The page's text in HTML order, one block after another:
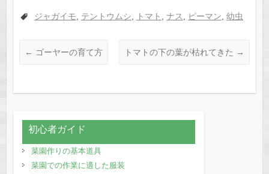
ジャガイモ テントウムシ トマト ナス ピーマン 幼虫
← ゴーヤーの育て方 トマトの下の葉が枯れてきた →
初心者ガイド
菜園作りの基本道具
菜園での作業に適した服装